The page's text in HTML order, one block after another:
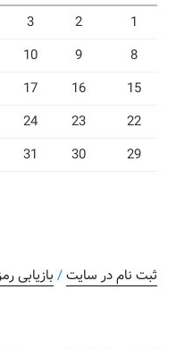
1
2
3
8
9
10
15
16
17
22
23
24
29
30
31
ثبت نام در سایت/ بازیابی